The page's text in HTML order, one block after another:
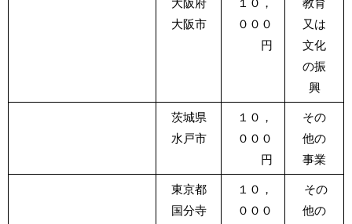
大阪府
大阪市
１０，
０００
円
教育
又は
文化
の振
興
茨城県
水戸市
１０，
０００
円
その
他の
事業
東京都
国分寺
１０，
０００
その
他の